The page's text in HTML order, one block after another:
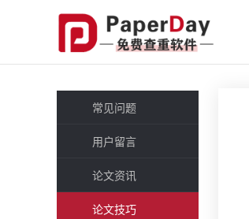
常见问题
用户留言
论文资讯
论文技巧